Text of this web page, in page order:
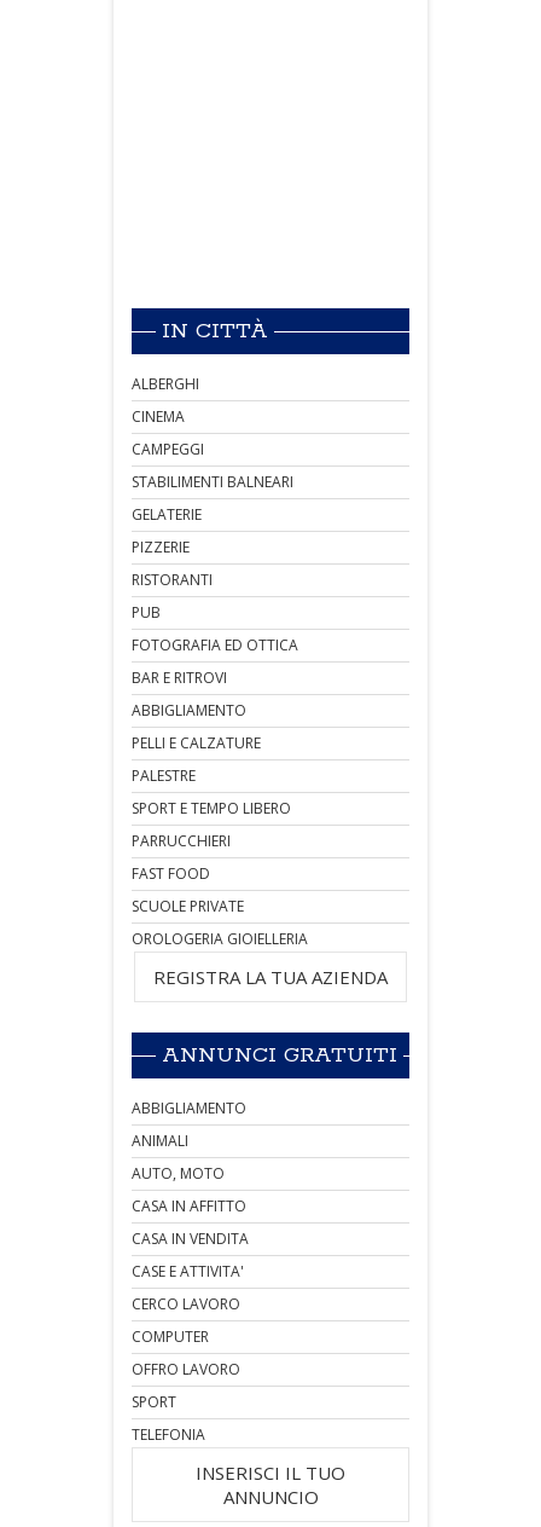
IN CITTÀ
ALBERGHI
CINEMA
CAMPEGGI
STABILIMENTI BALNEARI
GELATERIE
PIZZERIE
RISTORANTI
PUB
FOTOGRAFIA ED OTTICA
BAR E RITROVI
ABBIGLIAMENTO
PELLI E CALZATURE
PALESTRE
SPORT E TEMPO LIBERO
PARRUCCHIERI
FAST FOOD
SCUOLE PRIVATE
OROLOGERIA GIOIELLERIA
REGISTRA LA TUA AZIENDA
ANNUNCI GRATUITI
ABBIGLIAMENTO
ANIMALI
AUTO, MOTO
CASA IN AFFITTO
CASA IN VENDITA
CASE E ATTIVITA'
CERCO LAVORO
COMPUTER
OFFRO LAVORO
SPORT
TELEFONIA
INSERISCI IL TUO
ANNUNCIO